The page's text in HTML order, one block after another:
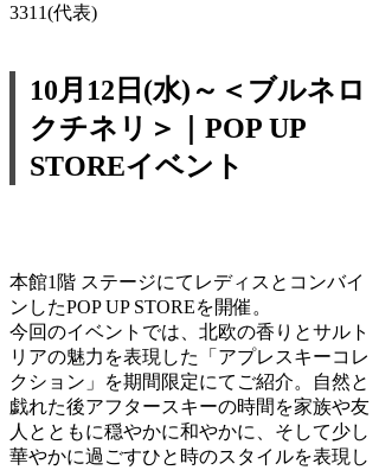
3311(代表)
10月12日(水)～＜ブルネロ
クチネリ＞｜POP UP
STOREイベント
本館1階 ステージにてレディスとコンバイ
ンしたPOP UP STOREを開催。
今回のイベントでは、北欧の香りとサルト
リアの魅力を表現した「アプレスキーコレ
クション」を期間限定にてご紹介。自然と
戯れた後アフタースキーの時間を家族や友
人とともに穏やかに和やかに、そして少し
華やかに過ごすひと時のスタイルを表現し